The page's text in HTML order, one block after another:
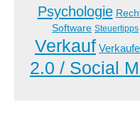
Psychologie
Software Steuertipps
Verkauf
2.0 / Social